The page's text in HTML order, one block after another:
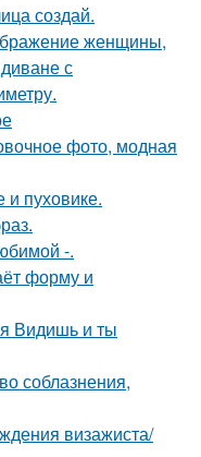
создай.
женщины,
с
фото, модная
и пуховике.
-.
форму и
Видишь и ты
соблазнения,
визажиста/